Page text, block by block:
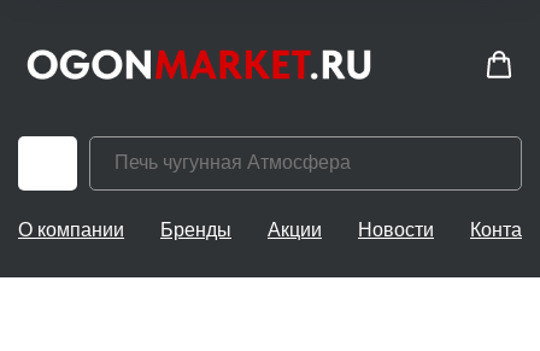
О компании Бренды Акции Новости